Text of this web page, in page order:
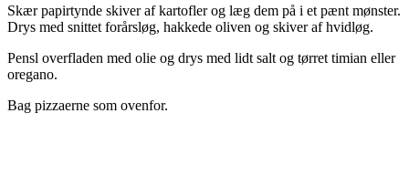
Skær papirtynde skiver af kartofler og læg dem på i et pænt mønster.
Drys med snittet forårsløg, hakkede oliven og skiver af hvidløg.
Pensl overfladen med olie og drys med lidt salt og tørret timian eller
oregano.
Bag pizzaerne som ovenfor.